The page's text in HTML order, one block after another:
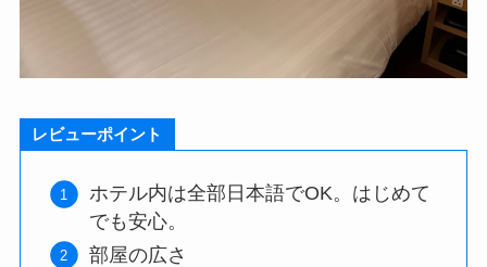
レビューポイント
ホテル内は全部日本語でOK。はじめて
でも安心。
部屋の広さ